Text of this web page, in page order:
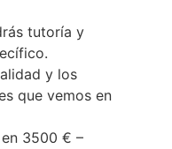
tutoría y
y los
que vemos en
3500 € –